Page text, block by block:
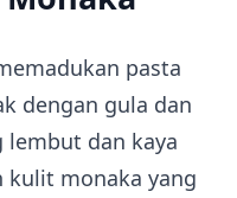
pasta
dengan gula dan
lembut dan kaya
kulit monaka yang